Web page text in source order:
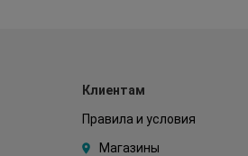
Клиентам
Правила и условия
Магазины